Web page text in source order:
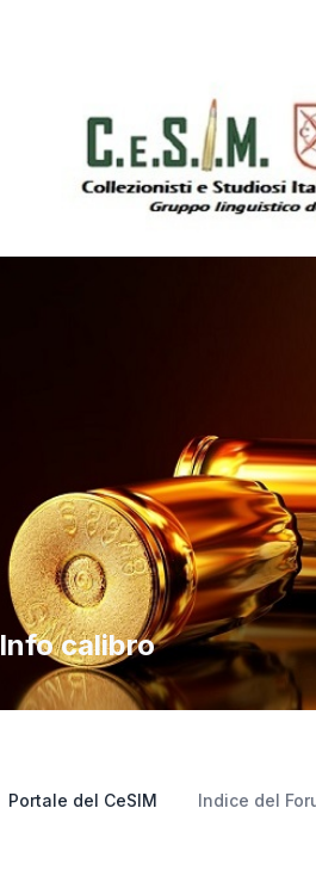
Info calibro
Portale del CeSIM Indice del